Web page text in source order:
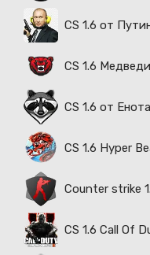
CS 1.6 от
CS 1.6 Медведи
CS 1.6 от Енота
CS 1.6 Hyper
Counter strike
CS 1.6 Call Of